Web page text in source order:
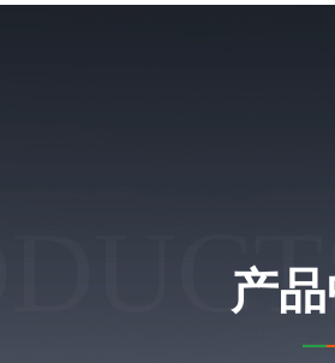
产